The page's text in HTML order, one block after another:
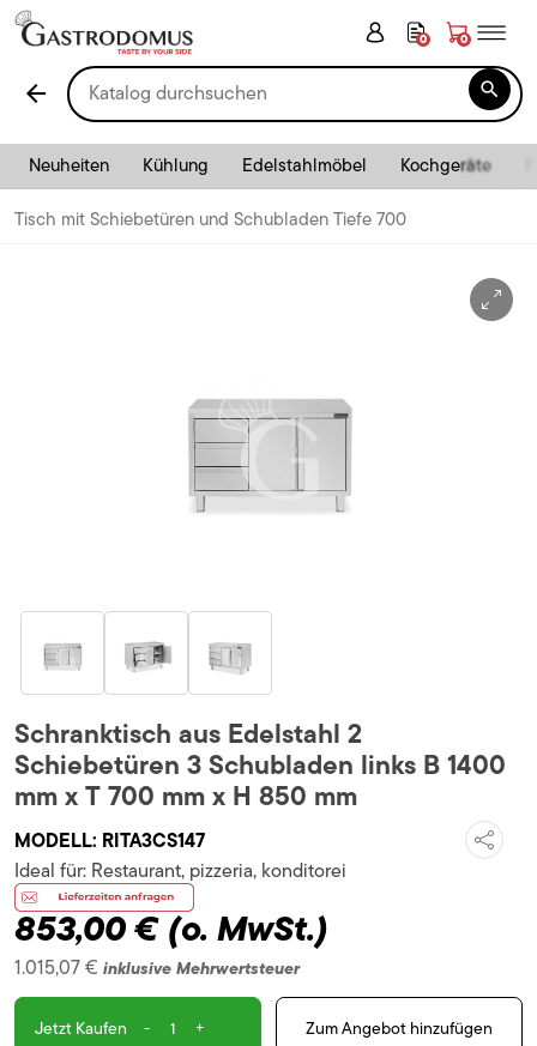
0 0
arrow_back 
Neuheiten Kühlung Edelstahlmöbel Kochgeräte
Tisch mit Schiebetüren und Schubladen Tiefe 700
Schranktisch aus Edelstahl 2
Schiebetüren 3 Schubladen links B 1400
mm x T 700 mm x H 850 mm
MODELL: RITA3CS147
853,00 €(o. MwSt.)
1.015,07 € inklusive Mehrwertsteuer
Ideal für: Restaurant, pizzeria, konditorei
Jetzt Kaufen - + Zum Angebot hinzufügen